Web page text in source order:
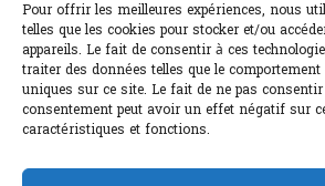
Pour offrir les meilleures expériences, nous
telles que les cookies pour stocker et/ou
appareils. Le fait de consentir à ces
traiter des données telles que le
uniques sur ce site. Le fait de ne pas
consentement peut avoir un effet négatif sur
caractéristiques et fonctions.
Sélection de rosés 2026
L'abus d'alcool est dangereux